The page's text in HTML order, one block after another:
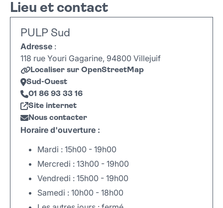
Lieu et contact
PULP Sud
Adresse :
118 rue Youri Gagarine, 94800 Villejuif
Localiser sur OpenStreetMap
Sud-Ouest
01 86 93 33 16
Site internet
Nous contacter
Horaire d'ouverture :
Mardi : 15h00 - 19h00
Mercredi : 13h00 - 19h00
Vendredi : 15h00 - 19h00
Samedi : 10h00 - 18h00